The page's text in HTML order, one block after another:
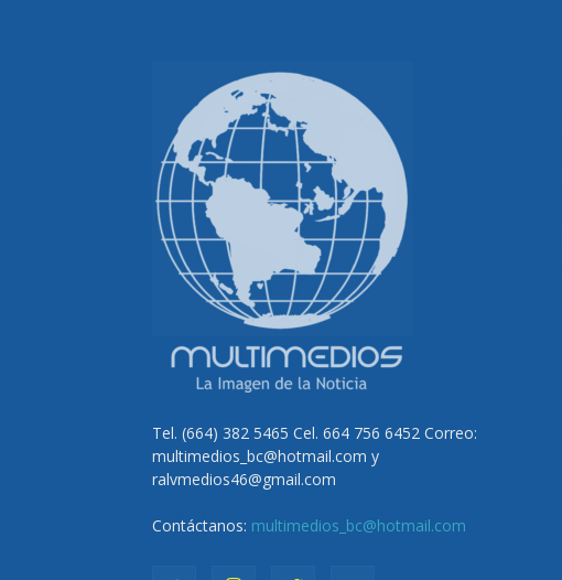
Tel. (664) 382 5465 Cel. 664 756 6452 Correo:
multimedios_bc@hotmail.com y
ralvmedios46@gmail.com
Contáctanos: multimedios_bc@hotmail.com